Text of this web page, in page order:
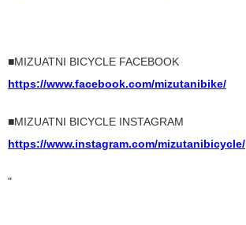
■MIZUATNI BICYCLE FACEBOOK
https://www.facebook.com/mizutanibike/
■MIZUATNI BICYCLE INSTAGRAM
https://www.instagram.com/mizutanibicycle/
"